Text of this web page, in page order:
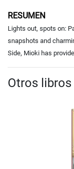
RESUMEN
Lights out, spots on:
snapshots and
Side, Mioki has
Otros